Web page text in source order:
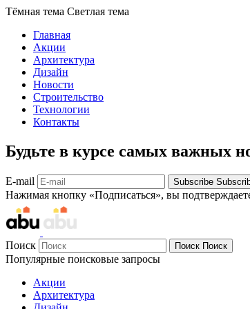
Тёмная тема Светлая тема
Главная
Акции
Архитектура
Дизайн
Новости
Строительство
Технологии
Контакты
Будьте в курсе самых важных
E-mail Subscribe
Нажимая кнопку «Подписаться», вы
Поиск Поиск Поиск
Популярные поисковые запросы
Акции
Архитектура